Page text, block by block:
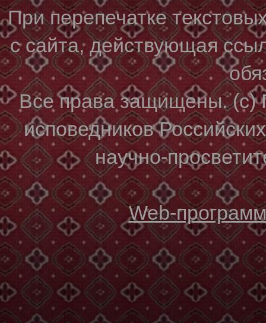
При перепечатке
с сайта, действующая
Все права защищены. (с)
исповедников
научно-
Web-